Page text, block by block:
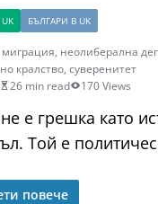
БЪЛГАРИ В UK
миграция, неолиберална
кралство, суверенитет
26 min read 170 Views
е грешка като
Той е
повече